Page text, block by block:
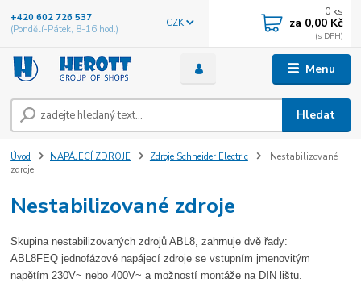
Menu
CZK
Hledat
+420 602 726 537
(Pondělí-Pátek, 8-16 hod.)
0 ks
za 0,00 Kč
Úvod NAPÁJECÍ ZDROJE Zdroje Schneider Electric
Nestabilizované
zdroje
Nestabilizované zdroje
Skupina nestabilizovaných zdrojů ABL8, zahrnuje dvě řady:
ABL8FEQ jednofázové napájecí zdroje se vstupním jmenovitým
napětím 230V~ nebo 400V~ a možností montáže na DIN lištu.